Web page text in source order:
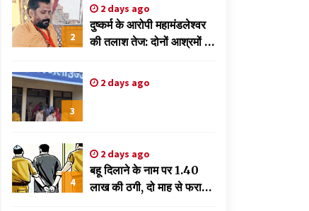
दतिया उपचुनाव में हार के बाद भाजपा की बड़ी कार्रवाई, पूरी
जिला इकाई और मंडल-मोर्चा भंग
2 days ago
महाकाल मंदिर क्षेत्र के आश्रम में हड़कंप, महामंडलेश्वर
ज्ञानदास पर दुष्कर्म का केस दर्ज, गिरफ्तारी के लिए पुलिस
की दबिश
5 days ago
2
2 days ago
दुष्कर्म के आरोपी महामंडलेश्वर
की तलाश तेज: दोनों आश्रमों पर
फरार हुआ ज्ञानदास
3
2 days ago
4
2 days ago
बहू दिलाने के नाम पर 1.40
लाख की ठगी, दो माह से फरार